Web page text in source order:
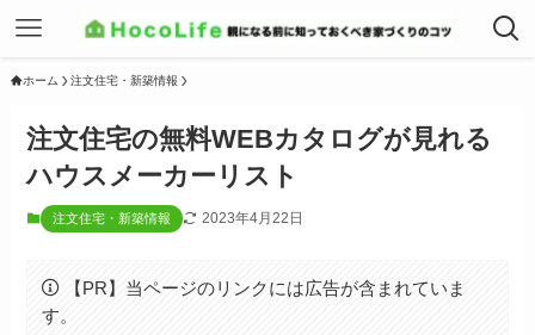
ホーム 注文住宅・新築情報
注文住宅の無料WEBカタログが見れる
ハウスメーカーリスト
注文住宅・新築情報 2023年4月22日
【PR】当ページのリンクには広告が含まれていま
す。